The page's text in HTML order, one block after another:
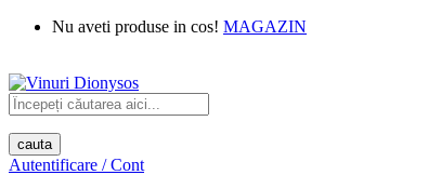
Nu aveti produse in cos! MAGAZIN
cauta
Autentificare / Cont